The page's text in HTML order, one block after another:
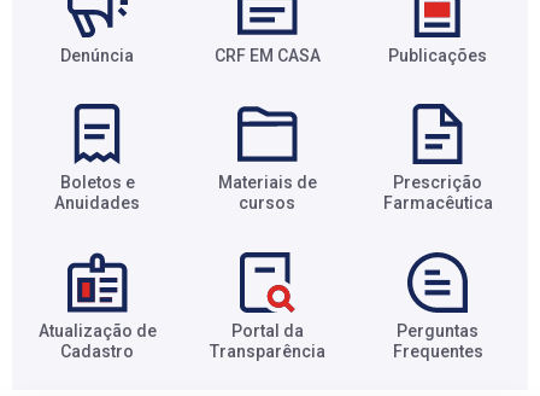
Denúncia CRF EM CASA Publicações
Boletos e
Anuidades​
Materiais de
cursos​
Prescrição
Farmacêutica​
Atualização de
Cadastro​
Portal da
Transparência​
Perguntas
Frequentes​